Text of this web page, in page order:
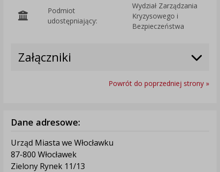
Podmiot
udostępniający:
Wydział Zarządzania
Kryzysowego i
Bezpieczeństwa
Załączniki
Powrót do poprzedniej strony »
Dane adresowe:
Urząd Miasta we Włocławku
87-800 Włocławek
Zielony Rynek 11/13